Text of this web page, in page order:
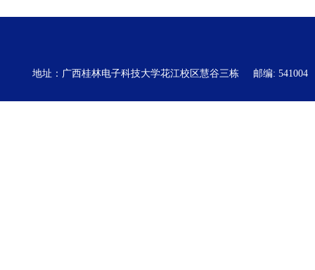
地址：广西桂林电子科技大学花江校区慧谷三栋 邮编: 541004